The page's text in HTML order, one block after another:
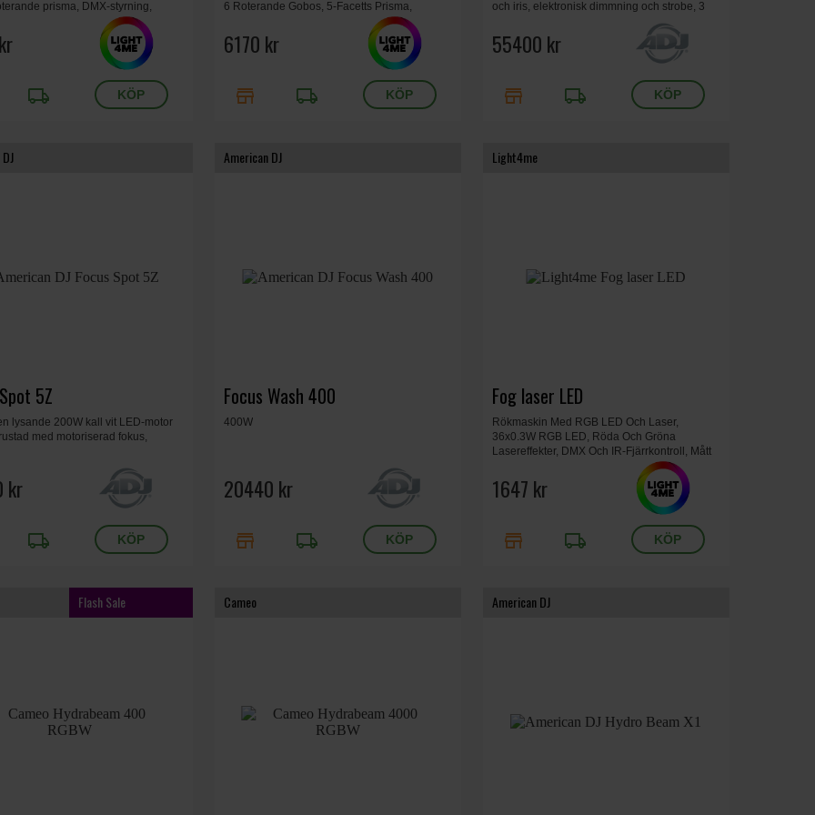
prisma, DMX-styrning,
local_shipping
6 Roterande Gobos, 5-Facetts Prisma,
Elektronisk Fokus, DMX512-Styrning, 540°
PAN/270° TILT, Vikt 7 kg.
6170 kr
store local_shipping
och iris, elektronisk dimmning och strobe, 3
DMX modes, kontrollpanel med 6 knappar, 2
gobohjul, full CMY färgmixning, 27.75 kg.
55400 kr
store local_shipping
5Z
lysande 200W kall vit LED-motor
med motoriserad fokus,
kr
local_shipping
American DJ
Focus Wash 400
400W
20440 kr
store local_shipping
Light4me
Fog laser LED
Rökmaskin Med RGB LED Och Laser,
36x0.3W RGB LED, Röda Och Gröna
Lasereffekter, DMX Och IR-Fjärrkontroll, Mått
23.5 x 15.5 x 31 cm, Vikt 5.8 kg.
1647 kr
store local_shipping
Flash Sale Cameo American DJ